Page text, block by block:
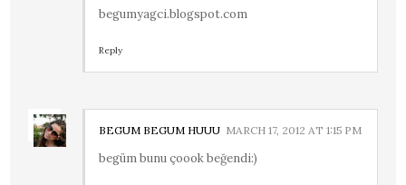
begumyagci.blogspot.com
Reply
BEGUM BEGUM HUUU MARCH 17, 2012 AT 1:15 PM
begüm bunu çoook beğendi:)